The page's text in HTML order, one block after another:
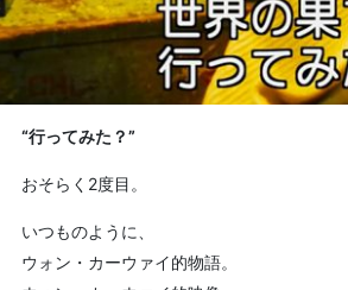
“行ってみた？”
おそらく2度目。
いつものように、
ウォン・カーウァイ的物語。